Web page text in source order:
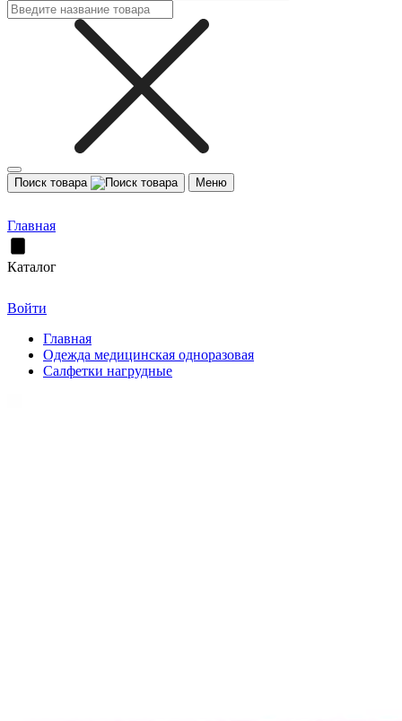
Поиск товара Меню
Главная
Каталог
Войти
Главная
Одежда медицинская одноразовая
Салфетки нагрудные